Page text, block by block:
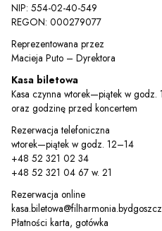
NIP: 554-02-40-549
REGON: 000279077
Reprezentowana przez
Macieja Puto – Dyrektora
Kasa biletowa
Kasa czynna wtorek—piątek w godz.
oraz godzinę przed koncertem
Rezerwacja telefoniczna
wtorek—piątek w godz. 12–14
+48 52 321 02 34
+48 52 321 04 67 w. 21
Rezerwacja online
Płatności karta, gotówka